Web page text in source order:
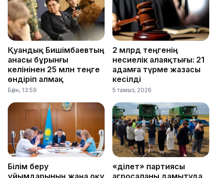
Қуандық Бишімбаевтың
анасы бұрынғы
келінінен 25 млн теңге
өндіріп алмақ
Бүгін, 13:59
2 млрд теңгенің
несиелік алаяқтығы: 21
адамға түрме жазасы
кесілді
5 тамыз, 2026
Білім беру
«Әділет» партиясы